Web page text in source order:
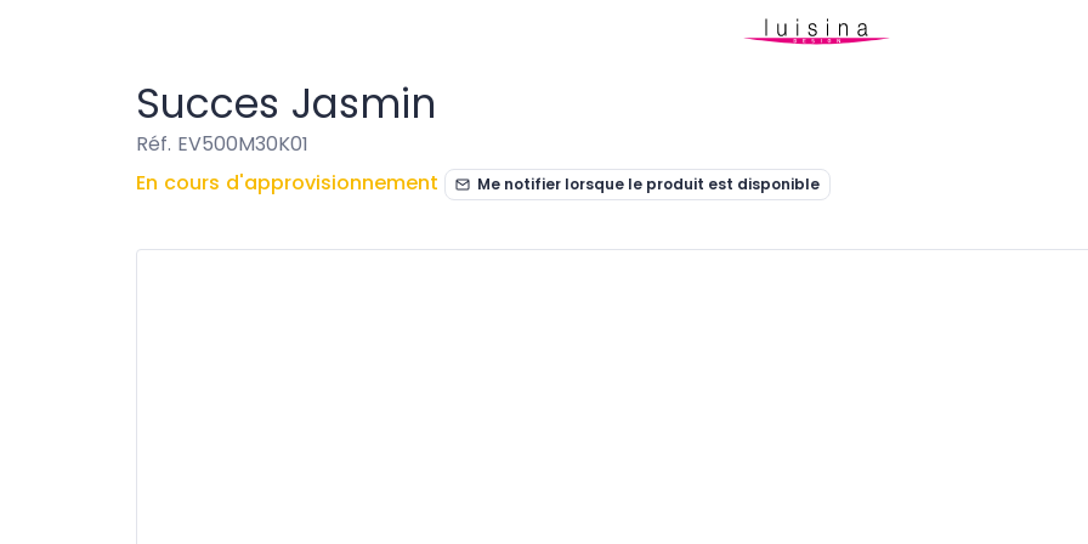
Succes Jasmin
Réf. EV500M30K01
En cours d'approvisionnement
Me notifier lorsque le produit est disponible